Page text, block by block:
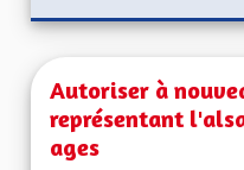
Autoriser à
représentant
ages